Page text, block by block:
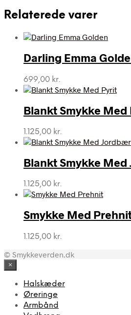
Relaterede varer
Darling Emma
699,00 kr.
Blankt Smykke Med
1.125,00 kr.
Blankt Smykke
1.125,00 kr.
Smykke Med
1.125,00 kr.
© Smykkeverden.dk
×
Halskæder
Øreringe
Armbånd